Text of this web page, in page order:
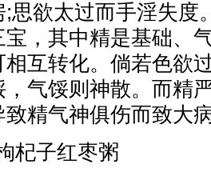
思欲太过而手淫失度
，其中精是基础、
互转化。倘若色欲
气馁则神散。而精
精气神俱伤而致大
杞子红枣粥